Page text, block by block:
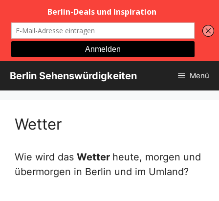
Inhalt
springen
Berlin Sehenswürdigkeiten Menü
Wetter
Wie wird das Wetter heute, morgen und
übermorgen in Berlin und im Umland?